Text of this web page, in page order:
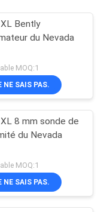
Bently
du Nevada
MOQ:1
NE SAIS PAS.
8 mm sonde de
du Nevada
MOQ:1
NE SAIS PAS.